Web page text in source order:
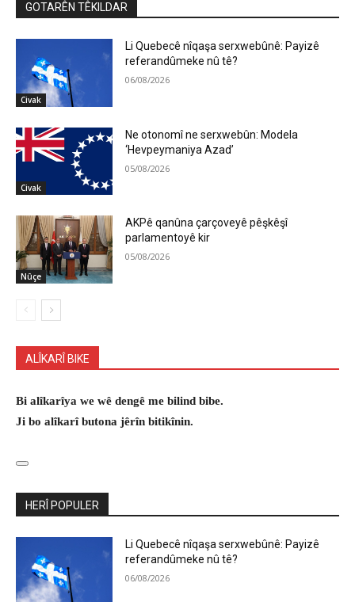
GOTARÊN TÊKILDAR
Civak
Li Quebecê nîqaşa serxwebûnê: Payizê
referandûmeke nû tê?
06/08/2026
Civak
Ne otonomî ne serxwebûn: Modela
‘Hevpeymaniya Azad’
05/08/2026
Nûçe
AKPê qanûna çarçoveyê pêşkêşî
parlamentoyê kir
05/08/2026
ALÎKARÎ BIKE
Bi alîkarîya we wê dengê me bilind bibe.
Ji bo alîkarî butona jêrîn bitikînin.
HERÎ POPULER
Li Quebecê nîqaşa serxwebûnê: Payizê
referandûmeke nû tê?
06/08/2026